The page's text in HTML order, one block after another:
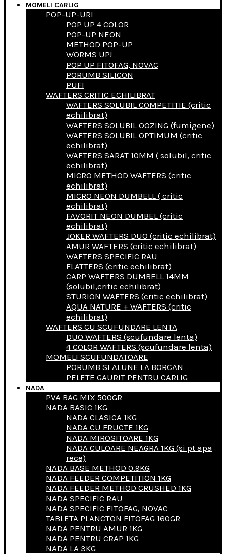
MOMELI CARLIG
POP-UP-URI
POP UP 4 COLOR
POP-UP NEON
METHOD POP-UP
WORMS UP!
POP UP FITOFAG, NOVAC
PORUMB SILICON
PUFI
WAFTERS CRITIC ECHILIBRAT
WAFTERS SOLUBIL COMPETITIE (critic
echilibrat)
WAFTERS SOLUBIL OOZING (fumigene)
WAFTERS SOLUBIL OPTIMUM (critic
echilibrat)
WAFTERS SARAT 10MM ( solubil, critic
echilibrat)
MICRO METHOD WAFTERS (critic
echilibrat)
MICRO NEON DUMBELL ( critic
echilibrat)
FAVORIT NEON DUMBEL (critic
echilibrat)
JOKER WAFTERS DUO (critic echilibrat)
AMUR WAFTERS (critic echilibrat)
WAFTERS SPECIFIC RAU
FLATTERS (critic echilibrat)
CARP WAFTERS DUMBELL 14MM
(solubil,critic echilibrat)
STURION WAFTERS (critic echilibrat)
AQUA NATURE + WAFTERS (critic
echilibrat)
WAFTERS CU SCUFUNDARE LENTA
DUO WAFTERS (scufundare lenta)
4 COLOR WAFTERS (scufundare lenta)
MOMELI SCUFUNDATOARE
PORUMB SI ALUNE LA BORCAN
PELETE GAURIT PENTRU CARLIG
NADA
PVA BAG MIX 500GR
NADA BASIC 1KG
NADA CLASICA 1KG
NADA CU FRUCTE 1KG
NADA MIROSITOARE 1KG
NADA CULOARE NEAGRA 1KG (si pt apa
rece)
NADA BASE METHOD 0.9KG
NADA FEEDER COMPETITION 1KG
NADA FEEDER METHOD CRUSHED 1KG
NADA SPECIFIC RAU
NADA SPECIFIC FITOFAG, NOVAC
TABLETA PLANCTON FITOFAG 160GR
NADA PENTRU AMUR 1KG
NADA PENTRU CRAP 1KG
NADA LA 3KG